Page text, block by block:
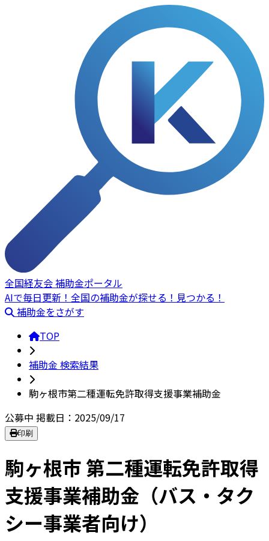
全国経友会 補助金ポータル
AIで毎日更新！全国の補助金が探せる！見つかる！
補助金をさがす
TOP
補助金 検索結果
駒ヶ根市第二種運転免許取得支援事業補助金
公募中 掲載日：2025/09/17
印刷
駒ヶ根市 第二種運転免許取得
支援事業補助金（バス・タク
シー事業者向け）